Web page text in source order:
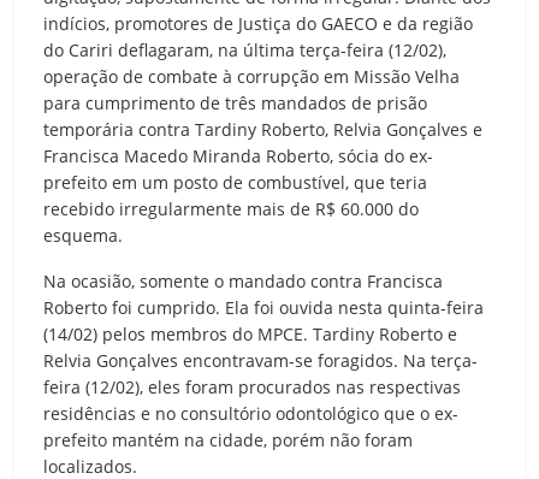
indícios, promotores de Justiça do GAECO e da região
do Cariri deflagaram, na última terça-feira (12/02),
operação de combate à corrupção em Missão Velha
para cumprimento de três mandados de prisão
temporária contra Tardiny Roberto, Relvia Gonçalves e
Francisca Macedo Miranda Roberto, sócia do ex-
prefeito em um posto de combustível, que teria
recebido irregularmente mais de R$ 60.000 do
esquema.
Na ocasião, somente o mandado contra Francisca
Roberto foi cumprido. Ela foi ouvida nesta quinta-feira
(14/02) pelos membros do MPCE. Tardiny Roberto e
Relvia Gonçalves encontravam-se foragidos. Na terça-
feira (12/02), eles foram procurados nas respectivas
residências e no consultório odontológico que o ex-
prefeito mantém na cidade, porém não foram
localizados.